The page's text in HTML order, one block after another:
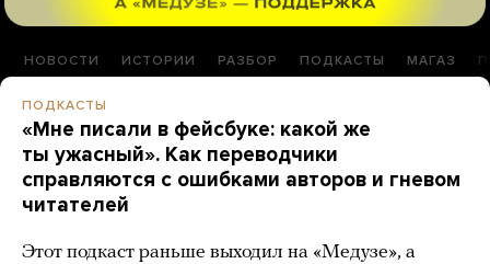
НОВОСТИ ИСТОРИИ РАЗБОР ПОДКАСТЫ МАГАЗ
ПОДКАСТЫ
«Мне писали в фейсбуке: какой же
ты ужасный». Как переводчики
справляются с ошибками авторов и гневом
читателей
Этот подкаст раньше выходил на «Медузе», а